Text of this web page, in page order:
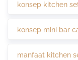
konsep kitchen
konsep mini bar
manfaat kitchen